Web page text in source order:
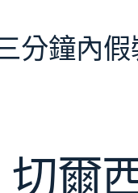
分鐘內
切爾